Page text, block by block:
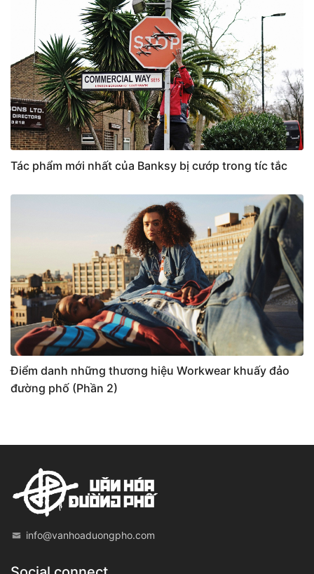
Tác phẩm mới nhất của Banksy bị cướp trong tíc tắc
Điểm danh những thương hiệu Workwear khuấy đảo
đường phố (Phần 2)
info@vanhoaduongpho.com